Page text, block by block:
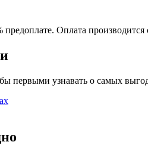
Оплата
первыми узнавать о самых